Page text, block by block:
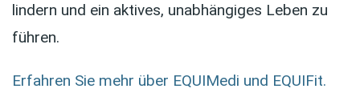
lindern und ein aktives, unabhängiges Leben zu
führen.
Erfahren Sie mehr über EQUIMedi und EQUIFit.